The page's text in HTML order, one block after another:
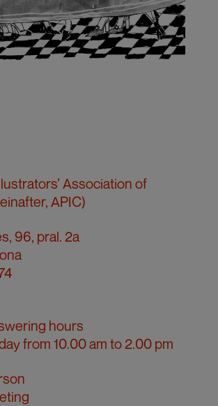
Association of
APIC)
96, pral. 2a
hours
from 10.00 am to 2.00 pm